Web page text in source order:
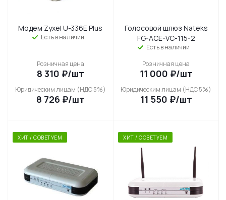
Модем Zyxel U-336E Plus
Есть в наличии
Розничная цена
8 310 ₽/шт
Юридическим лицам (НДС 5%)
8 726 ₽/шт
Голосовой шлюз Nateks
FG-ACE-VC-115-2
Есть в наличии
Розничная цена
11 000 ₽/шт
Юридическим лицам (НДС 5%)
11 550 ₽/шт
ХИТ / СОВЕТУЕМ ХИТ / СОВЕТУЕМ